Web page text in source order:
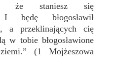
że staniesz się
I będę błogosławił
a przeklinających cię
w tobie błogosławione
(1 Mojżeszowa